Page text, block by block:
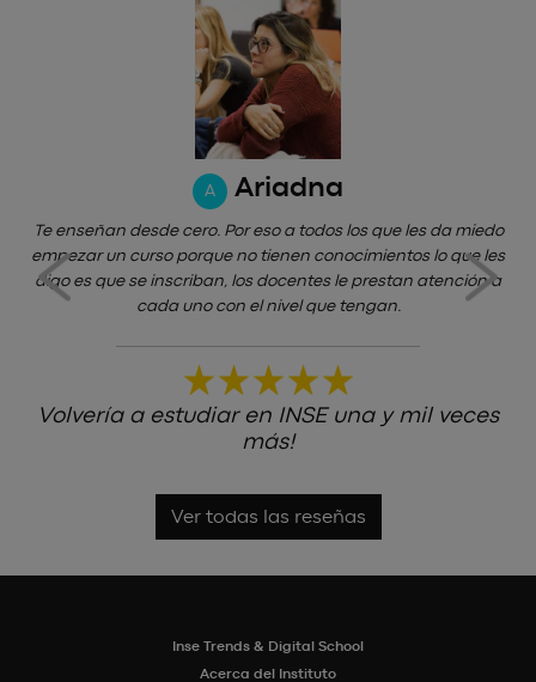
T Tomás
Hice un curso de la escuela de tecnología y negocios. Empece
porque en el trabajo me pedían que haga una capacitación y yo
averiguando entre los diferentes institutos, elegí INSE porque se
notaba la diferencia de aprendizaje, el valor que le dan a los
liderazgo. Lo súper recomiendo.
Lo súper recomiendo
Ver todas las reseñas
Inse Trends & Digital School
Acerca del Instituto